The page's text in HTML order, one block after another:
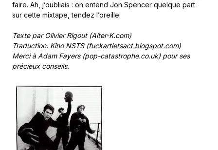
faire. Ah, j’oubliais : on entend Jon Spencer quelque part
sur cette mixtape, tendez l’oreille.
Texte par Olivier Rigout (Alter-K.com)
Traduction: Kino NSTS (fuckartletsact.blogspot.com)
Merci à Adam Fayers (pop-catastrophe.co.uk) pour ses
précieux conseils.